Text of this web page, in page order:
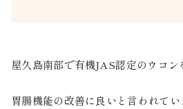
屋久島南部で有機JAS認定のウコン
胃腸機能の改善に良いと言われてい